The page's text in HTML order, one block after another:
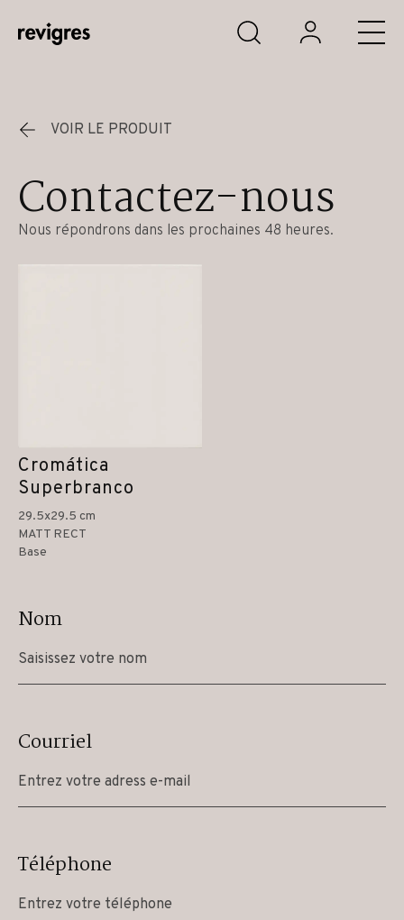
Aller au contenu principal
VOIR LE PRODUIT
Contactez-nous
Nous répondrons dans les prochaines 48 heures.
Cromática
Superbranco
29.5x29.5 cm
MATT RECT
Base
Nom
Courriel
Téléphone